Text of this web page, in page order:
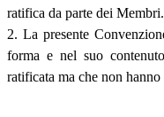
ratifica da parte dei Membri.
2. La presente
forma e nel suo
ratificata ma che non